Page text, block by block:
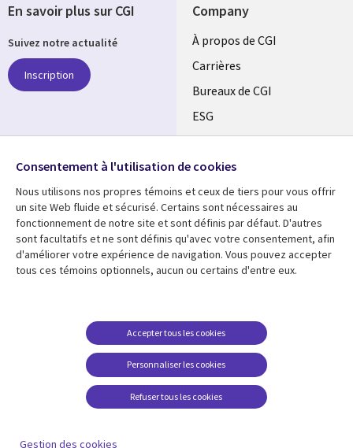
Company
Useful
links
CANADA
FR
À propos de CGI
Carrières
Bureaux de CGI
ESG
Alliances
Ressources
Library
CANADA
Articles
Communiqués
Points de vue
Support
Legal
FR
Restrictions et
Confidentialité
Accessibilité
Centre de gestion des
témoins
En savoir plus sur CGI
Suivez notre actualité
Inscription
Media
CANADA
Consentement à l'utilisation de cookies
Nous utilisons nos propres témoins et ceux de tiers pour vous offrir
un site Web fluide et sécurisé. Certains sont nécessaires au
fonctionnement de notre site et sont définis par défaut. D'autres
sont facultatifs et ne sont définis qu'avec votre consentement, afin
d'améliorer votre expérience de navigation. Vous pouvez accepter
tous ces témoins optionnels, aucun ou certains d'entre eux.
Personnaliser les cookies
Accepter tous les cookies
Refuser tous les cookies
Gestion des cookies